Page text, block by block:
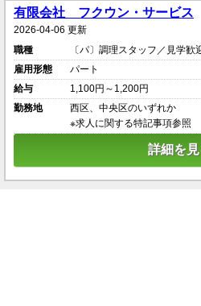
有限会社 フクウン・サービス
2026-04-06 更新
職種
〔パ〕調理スタッフ／見学歓
雇用形態
パート
給与
1,100円～1,200円
勤務地
西区、中央区のいずれか
※求人に関する特記事項参照
詳細を